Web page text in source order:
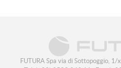
FUTURA Spa via di Sottopoggio, 1/x